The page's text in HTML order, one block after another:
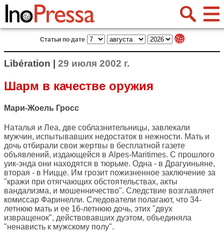
Статьи по дате
Libération | 29 июля 2002 г.
Шарм в качестве оружия
Мари-Жоель Гросс
Наталья и Леа, две соблазнительницы, завлекали
мужчин, испытывавших недостаток в нежности. Мать и
дочь отбирали свои жертвы в бесплатной газете
объявлений, издающейся в Alpes-Maritimes. С прошлого
уик-энда они находятся в тюрьме. Одна - в Драгуиньяне,
вторая - в Ницце. Им грозит пожизненное заключение за
"кражи при отягчающих обстоятельствах, акты
вандализма, и мошенничество". Следствие возглавляет
комиссар Фаринелли. Следователи полагают, что 34-
летнюю мать и ее 16-летнюю дочь, этих "двух
извращенок", действовавших дуэтом, объединяла
"ненависть к мужскому полу".